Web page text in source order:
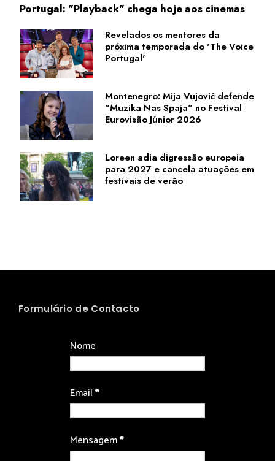
Portugal: "Playback" chega hoje aos cinemas
Revelados os mentores da
próxima temporada do 'The Voice
Portugal'
Montenegro: Mija Vujović defende
"Muzika Nas Spaja" no Festival
Eurovisão Júnior 2026
Loreen adia digressão europeia
para 2027 e cancela atuações em
festivais de verão
Formulário de Contacto
Nome
Email*
Mensagem*